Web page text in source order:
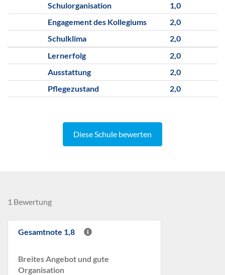
Schulorganisation
1,0
Engagement des Kollegiums
2,0
Schulklima
2,0
Lernerfolg
2,0
Ausstattung
2,0
Pflegezustand
2,0
Diese Schule bewerten
1 Bewertung
Gesamtnote 1,8
Breites Angebot und gute
Organisation